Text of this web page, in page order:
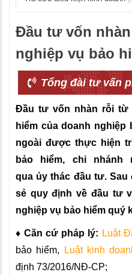
Đầu tư vốn
nghiệp vụ bảo
Tổng đài tư vấn
Đầu tư vốn nhàn rỗi từ
hiểm của doanh
ngoài được thực hiện
bảo hiểm, chi nhánh
qua ủy thác đầu tư. Sau
sẻ quy định về đầu tư
nghiệp vụ bảo hiểm quý
♦ Căn cứ pháp lý: Luật
bảo hiểm, Luật kinh
định 73/2016/NĐ-CP;